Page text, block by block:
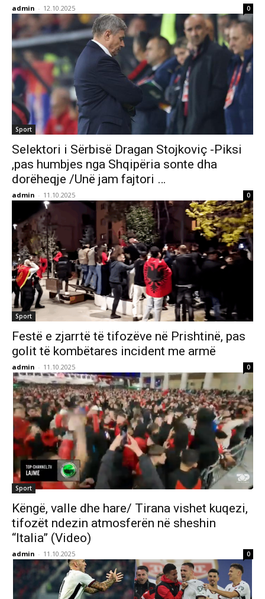
admin - 12.10.2025 0
Sport
Selektori i Sërbisë Dragan Stojkoviç -Piksi
,pas humbjes nga Shqipëria sonte dha
dorëheqje /Unë jam fajtori …
admin - 11.10.2025 0
Sport
Festë e zjarrtë të tifozëve në Prishtinë, pas
golit të kombëtares incident me armë
admin - 11.10.2025 0
Sport
Këngë, valle dhe hare/ Tirana vishet kuqezi,
tifozët ndezin atmosferën në sheshin
“Italia” (Video)
admin - 11.10.2025 0